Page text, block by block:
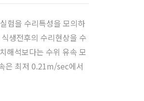
험을 수리특성을 모의하
생전후의 수리현상을 수
해석보다는 수위 유속 모
은 최저 0.21m/sec에서